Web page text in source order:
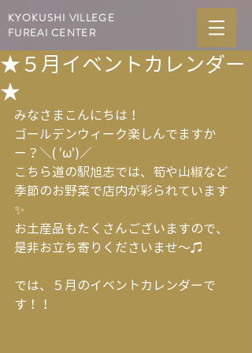
KYOKUSHI VILLEGE
FUREAI CENTER
★５月イベントカレンダー
★
みなさまこんにちは！
ゴールデンウィーク楽しんでますか
ー？＼( 'ω')／
こちら道の駅旭志では、筍や山椒など
季節のお野菜で店内が彩られています
✨
お土産品もたくさんございますので、
是非お立ち寄りくださいませ～♫
では、５月のイベントカレンダーで
す！！